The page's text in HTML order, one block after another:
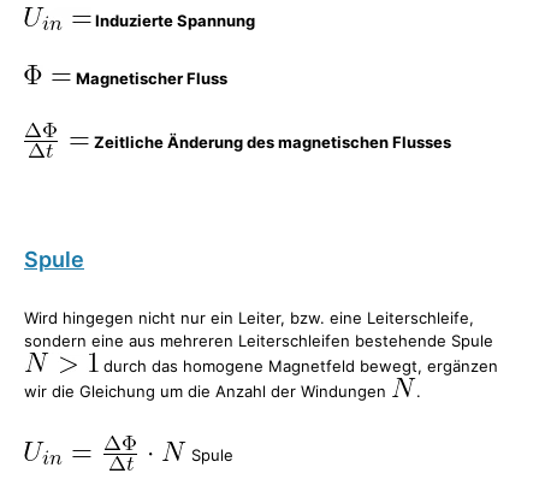
Induzierte Spannung
Magnetischer Fluss
Zeitliche Änderung des magnetischen Flusses
Spule
Wird hingegen nicht nur ein Leiter, bzw. eine Leiterschleife,
sondern eine aus mehreren Leiterschleifen bestehende Spule
durch das homogene Magnetfeld bewegt, ergänzen
wir die Gleichung um die Anzahl der Windungen
.
Spule